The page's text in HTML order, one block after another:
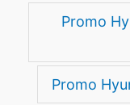
Promo
Promo